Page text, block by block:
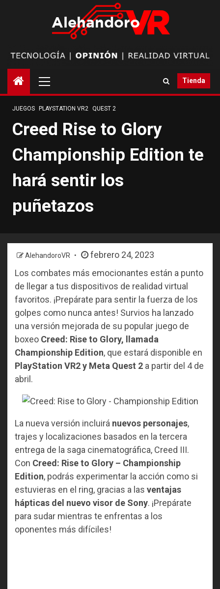
principal
Tienda
JUEGOS PLAYSTATION VR2 QUEST 2
Creed Rise to Glory
Championship Edition te
hará sentir los
puñetazos
AlehandoroVR
febrero 24, 2023
Los combates más emocionantes están a punto
de llegar a tus dispositivos de realidad virtual
favoritos. ¡Prepárate para sentir la fuerza de los
golpes como nunca antes! Survios ha lanzado
una versión mejorada de su popular juego de
boxeo Creed: Rise to Glory, llamada
Championship Edition, que estará disponible en
PlayStation VR2 y Meta Quest 2 a partir del 4 de
abril.
La nueva versión incluirá nuevos personajes,
trajes y localizaciones basados en la tercera
entrega de la saga cinematográfica, Creed III.
Con Creed: Rise to Glory – Championship
Edition, podrás experimentar la acción como si
estuvieras en el ring, gracias a las ventajas
hápticas del nuevo visor de Sony. ¡Prepárate
para sudar mientras te enfrentas a los
oponentes más difíciles!